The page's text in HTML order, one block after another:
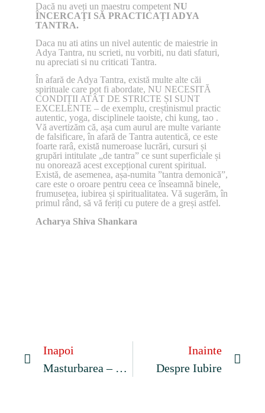
Dacă nu aveți un maestru competent NU
ÎNCERCAȚI SĂ PRACTICAȚI ADYA
TANTRA.
Daca nu ati atins un nivel autentic de maiestrie in
Adya Tantra, nu scrieti, nu vorbiti, nu dati sfaturi,
nu apreciati si nu criticati Tantra.
În afară de Adya Tantra, există multe alte căi
spirituale care pot fi abordate, NU NECESITĂ
CONDIȚII ATÂT DE STRICTE ȘI SUNT
EXCELENTE – de exemplu, creștinismul practic
autentic, yoga, disciplinele taoiste, chi kung, tao .
Vă avertizăm că, așa cum aurul are multe variante
de falsificare, în afară de Tantra autentică, ce este
foarte rarâ, există numeroase lucrări, cursuri și
grupări intitulate „de tantra” ce sunt superficiale și
nu onorează acest excepțional curent spiritual.
Există, de asemenea, așa-numita ”tantra demonică”,
care este o oroare pentru ceea ce înseamnă binele,
frumusețea, iubirea și spiritualitatea. Vă sugerăm, în
primul rând, să vă feriți cu putere de a greși astfel.
Acharya Shiva Shankara
Inapoi
Masturbarea – Pericole, Mituri Și Realități
Inainte
Despre Iubire